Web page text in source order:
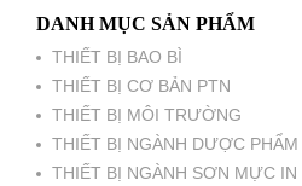
DANH MỤC SẢN PHẨM
THIẾT BỊ BAO BÌ
THIẾT BỊ CƠ BẢN PTN
THIẾT BỊ MÔI TRƯỜNG
THIẾT BỊ NGÀNH DƯỢC PHẨM
THIẾT BỊ NGÀNH SƠN MỰC IN